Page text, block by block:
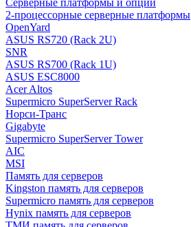
Серверные платформы и опции
2-процессорные серверные платформы
OpenYard
ASUS RS720 (Rack 2U)
SNR
ASUS RS700 (Rack 1U)
ASUS ESC8000
Acer Altos
Supermicro SuperServer Rack
Норси-Транс
Gigabyte
Supermicro SuperServer Tower
AIC
MSI
Память для серверов
Kingston память для серверов
Supermicro память для серверов
Hynix память для серверов